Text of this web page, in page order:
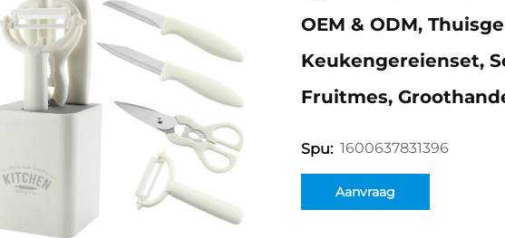
OEM & ODM,
Keukengereienset,
Fruitmes,
Spu: 1600637831396
Aanvraag